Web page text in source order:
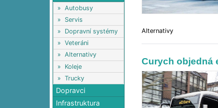
» Autobusy
» Servis
» Dopravní systémy
» Veteráni
» Alternativy
» Koleje
» Trucky
Dopravci
Infrastruktura
Alternativy
Curych objedná